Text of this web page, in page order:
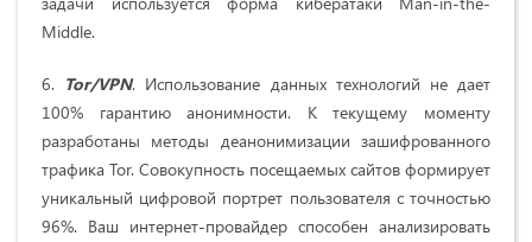
Middle.
6. Tor/VPN. Использование данных технологий не дает
100% гарантию анонимности. К текущему моменту
разработаны методы деанонимизации зашифрованного
трафика Tor. Совокупность посещаемых сайтов формирует
уникальный цифровой портрет пользователя с точностью
96%. Ваш интернет-провайдер способен анализировать